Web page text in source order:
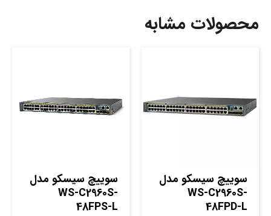
محصولات مشابه
سوييچ سيسکو مدل
WS-C2960S-
48FPD-L
سوييچ سيسکو مدل
WS-C2960S-
48FPS-L